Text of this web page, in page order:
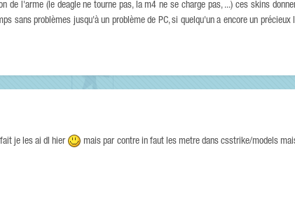
de l'arme (le deagle ne tourne pas, la m4 ne se charge pas, ...) ces skins
sans problèmes jusqu'à un problème de PC, si quelqu'un a encore un
je les ai dl hier
mais par contre in faut les metre dans csstrike/models